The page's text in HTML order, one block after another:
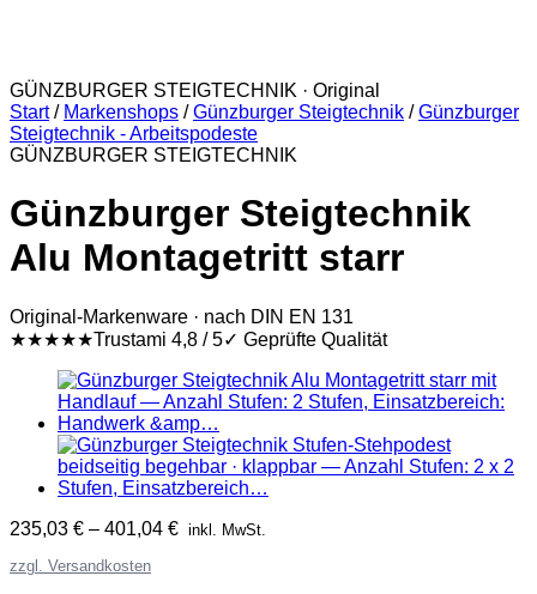
GÜNZBURGER STEIGTECHNIK · Original
Start / Markenshops / Günzburger Steigtechnik / Günzburger
Steigtechnik - Arbeitspodeste
GÜNZBURGER STEIGTECHNIK
Günzburger Steigtechnik
Alu Montagetritt starr
Original-Markenware · nach DIN EN 131
★★★★★Trustami 4,8 / 5✓ Geprüfte Qualität
235,03 € – 401,04 € inkl. MwSt.
zzgl. Versandkosten